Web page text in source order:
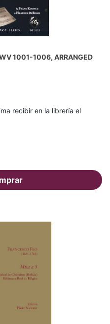
1001-1006, ARRANGED
recibir en la librería el